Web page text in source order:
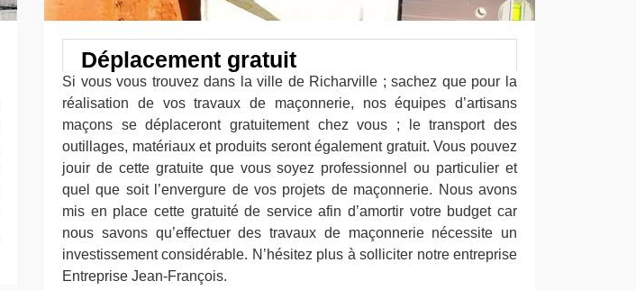
Déplacement gratuit
Si vous vous trouvez dans la ville de Richarville ; sachez que pour la
réalisation de vos travaux de maçonnerie, nos équipes d’artisans
maçons se déplaceront gratuitement chez vous ; le transport des
outillages, matériaux et produits seront également gratuit. Vous pouvez
jouir de cette gratuite que vous soyez professionnel ou particulier et
quel que soit l’envergure de vos projets de maçonnerie. Nous avons
mis en place cette gratuité de service afin d’amortir votre budget car
nous savons qu’effectuer des travaux de maçonnerie nécessite un
investissement considérable. N’hésitez plus à solliciter notre entreprise
Entreprise Jean-François.